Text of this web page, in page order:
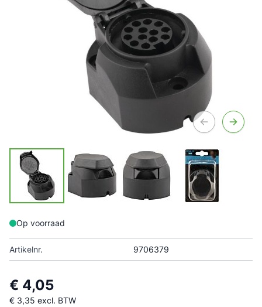
Op voorraad
Artikelnr. 9706379
€ 4,05
€ 3,35 excl. BTW